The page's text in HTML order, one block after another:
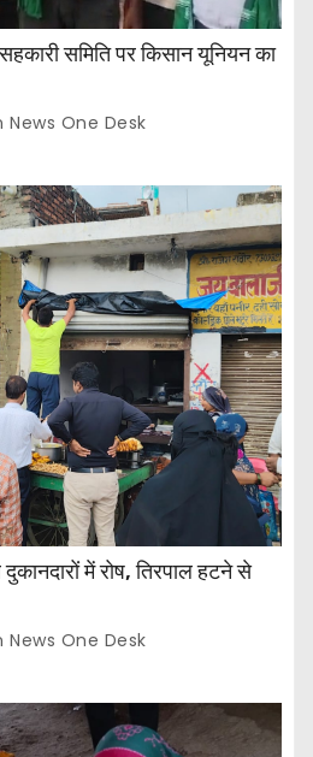
समिति पर किसान यूनियन का
News One Desk
में रोष, तिरपाल हटने से
News One Desk